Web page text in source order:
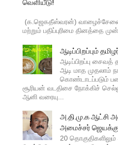
(க.ஜெகதீஸ்வரன்) வாழைச்சேனை
மற்றும் பதிப்புரிமை தினத்தை
ஆடிப்பிறப்பும்
ஆடிப்பிறப்பு
ஆடி மாத முதலாம்
கொண்டாடப்படும்
சூரியன் வடதிசை நோக்கிச்
ஆனி வரையு...
அ.தி.மு.க ஆட்சி
அமைச்சர்
20 தொகுதிகளிலும்